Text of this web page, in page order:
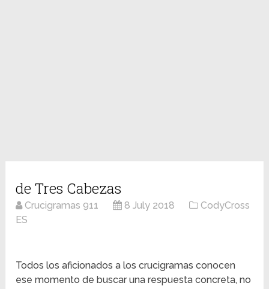
de Tres Cabezas
Crucigramas 911 8 July 2018
CodyCross
ES
Todos los aficionados a los crucigramas conocen
ese momento de buscar una respuesta concreta, no